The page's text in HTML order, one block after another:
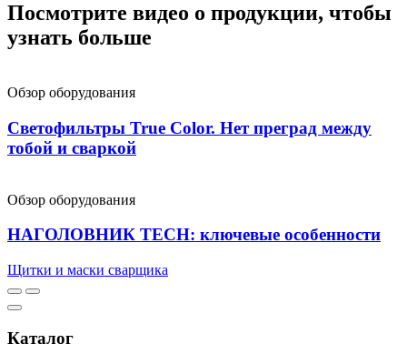
Посмотрите видео о продукции, чтобы
узнать больше
Обзор оборудования
Светофильтры True Color. Нет преград между
тобой и сваркой
Обзор оборудования
НАГОЛОВНИК TECH: ключевые особенности
Щитки и маски сварщика
Каталог